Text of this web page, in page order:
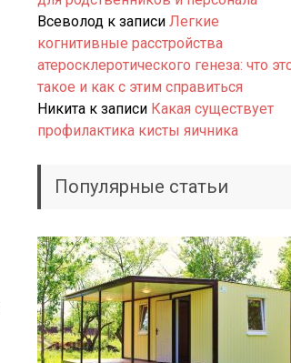
Всеволод к записи Легкие
когнитивные расстройства
атеросклеротического генеза: что
такое и как с этим справиться
Никита к записи Какая существует
профилактика кисты яичника
Популярные статьи